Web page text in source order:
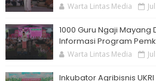
Warta Lintas Media
1000 Guru Ngaji
Informasi Program
Warta Lintas Media
Inkubator Agribisnis